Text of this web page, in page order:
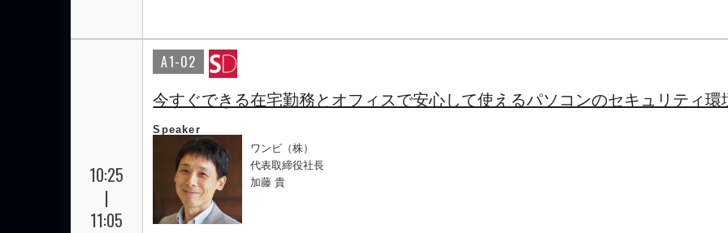
10:25
|
11:05
A1-02
今すぐできる在宅勤務とオフィスで安心して使えるパソコンのセキュリティ環
Speaker
ワンビ（株）
代表取締役社長
加藤 貴